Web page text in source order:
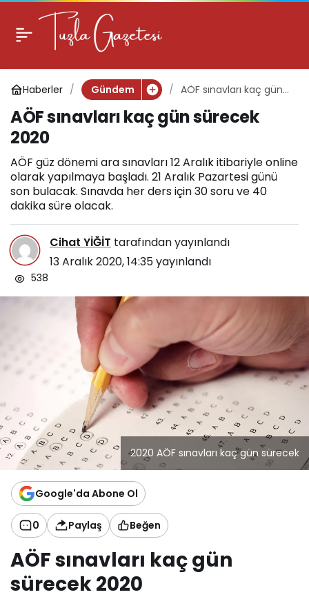
Haberler Gündem
AÖF sınavları kaç gün
AÖF sınavları kaç gün sürecek
2020
AÖF güz dönemi ara sınavları 12 Aralık itibariyle online
olarak yapılmaya başladı. 21 Aralık Pazartesi günü
son bulacak. Sınavda her ders için 30 soru ve 40
dakika süre olacak.
Cihat YİĞİT tarafından yayınlandı
13 Aralık 2020, 14:35yayınlandı
538
2020 AÖF sınavları kaç gün sürecek
Google'da Abone Ol
0 Paylaş Beğen
AÖF sınavları kaç gün
sürecek 2020
AÖF sınavları kaç gün